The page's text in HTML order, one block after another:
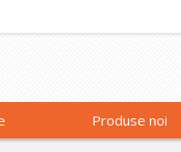
Produse noi